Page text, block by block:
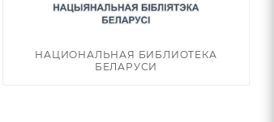
НАЦИОНАЛЬНАЯ БИБЛИОТЕКА
БЕЛАРУСИ